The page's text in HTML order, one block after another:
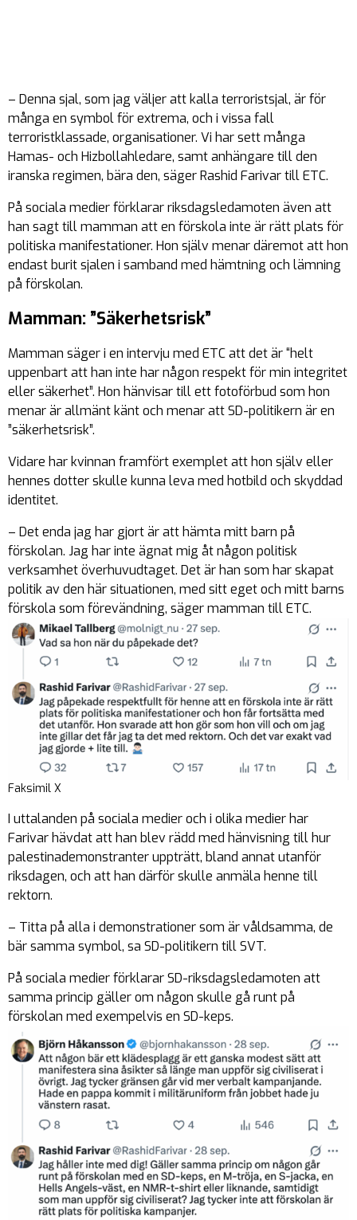
– Denna sjal, som jag väljer att kalla terroristsjal, är för
många en symbol för extrema, och i vissa fall
terroristklassade, organisationer. Vi har sett många
Hamas- och Hizbollahledare, samt anhängare till den
iranska regimen, bära den, säger Rashid Farivar till ETC.
På sociala medier förklarar riksdagsledamoten även att
han sagt till mamman att en förskola inte är rätt plats för
politiska manifestationer. Hon själv menar däremot att hon
endast burit sjalen i samband med hämtning och lämning
på förskolan.
Mamman: ”Säkerhetsrisk”
Mamman säger i en intervju med ETC att det är “helt
uppenbart att han inte har någon respekt för min integritet
eller säkerhet”. Hon hänvisar till ett fotoförbud som hon
menar är allmänt känt och menar att SD-politikern är en
”säkerhetsrisk”.
Vidare har kvinnan framfört exemplet att hon själv eller
hennes dotter skulle kunna leva med hotbild och skyddad
identitet.
– Det enda jag har gjort är att hämta mitt barn på
förskolan. Jag har inte ägnat mig åt någon politisk
verksamhet överhuvudtaget. Det är han som har skapat
politik av den här situationen, med sitt eget och mitt barns
förskola som förevändning, säger mamman till ETC.
Faksimil X
I uttalanden på sociala medier och i olika medier har
Farivar hävdat att han blev rädd med hänvisning till hur
palestinademonstranter uppträtt, bland annat utanför
riksdagen, och att han därför skulle anmäla henne till
rektorn.
– Titta på alla i demonstrationer som är våldsamma, de
bär samma symbol, sa SD-politikern till SVT.
På sociala medier förklarar SD-riksdagsledamoten att
samma princip gäller om någon skulle gå runt på
förskolan med exempelvis en SD-keps.